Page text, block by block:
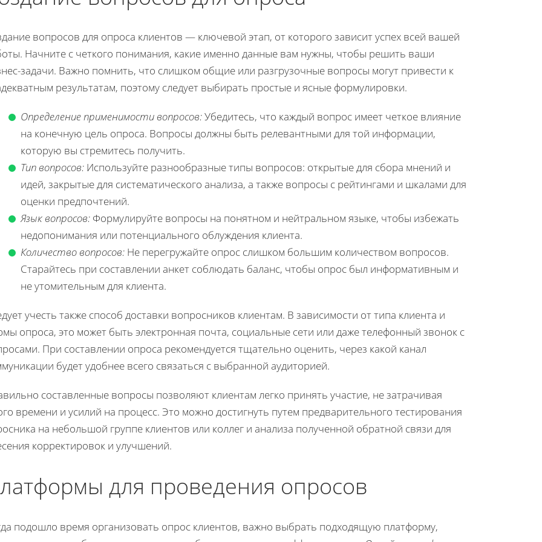
вопросов для опроса клиентов — ключевой этап, от которого зависит успех всей вашей
Начните с четкого понимания, какие именно данные вам нужны, чтобы решить ваши
задачи. Важно помнить, что слишком общие или разгрузочные вопросы могут привести к
результатам, поэтому следует выбирать простые и ясные формулировки.
Определение применимости вопросов:Убедитесь, что каждый вопрос имеет четкое влияние
на конечную цель опроса. Вопросы должны быть релевантными для той информации,
которую вы стремитесь получить.
Тип вопросов: Используйте разнообразные типы вопросов: открытые для сбора мнений и
идей, закрытые для систематического анализа, а также вопросы с рейтингами и шкалами для
оценки предпочтений.
Язык вопросов: Формулируйте вопросы на понятном и нейтральном языке, чтобы избежать
недопонимания или потенциального облуждения клиента.
Количество вопросов: Не перегружайте опрос слишком большим количеством вопросов.
Старайтесь при составлении анкет соблюдать баланс, чтобы опрос был информативным и
не утомительным для клиента.
учесть также способ доставки вопросников клиентам. В зависимости от типа клиента и
опроса, это может быть электронная почта, социальные сети или даже телефонный звонок с
При составлении опроса рекомендуется тщательно оценить, через какой канал
будет удобнее всего связаться с выбранной аудиторией.
составленные вопросы позволяют клиентам легко принять участие, не затрачивая
времени и усилий на процесс. Это можно достигнуть путем предварительного тестирования
на небольшой группе клиентов или коллег и анализа полученной обратной связи для
корректировок и улучшений.
для проведения опросов
подошло время организовать опрос клиентов, важно выбрать подходящую платформу,